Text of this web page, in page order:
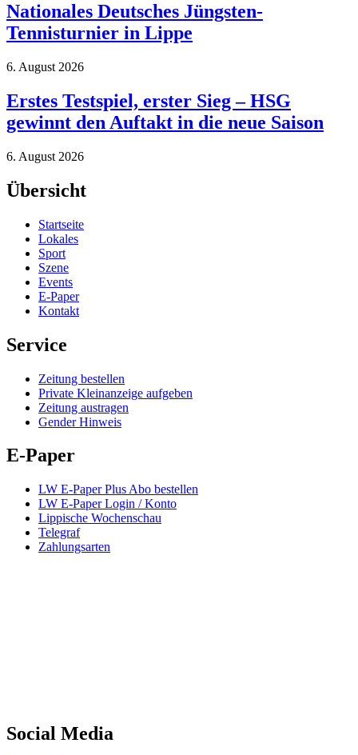
Nationales Deutsches Jüngsten-
Tennisturnier in Lippe
6. August 2026
Erstes Testspiel, erster Sieg – HSG
gewinnt den Auftakt in die neue Saison
6. August 2026
Übersicht
Startseite
Lokales
Sport
Szene
Events
E-Paper
Kontakt
Service
Zeitung bestellen
Private Kleinanzeige aufgeben
Zeitung austragen
Gender Hinweis
E-Paper
LW E-Paper Plus Abo bestellen
LW E-Paper Login / Konto
Lippische Wochenschau
Telegraf
Zahlungsarten
Social Media